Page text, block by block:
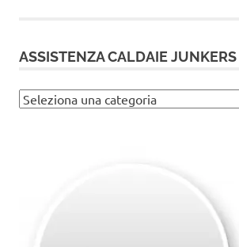
ASSISTENZA CALDAIE
Assistenza